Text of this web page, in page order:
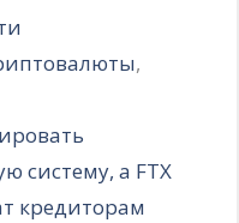
,
систему, а FTX
кредиторам